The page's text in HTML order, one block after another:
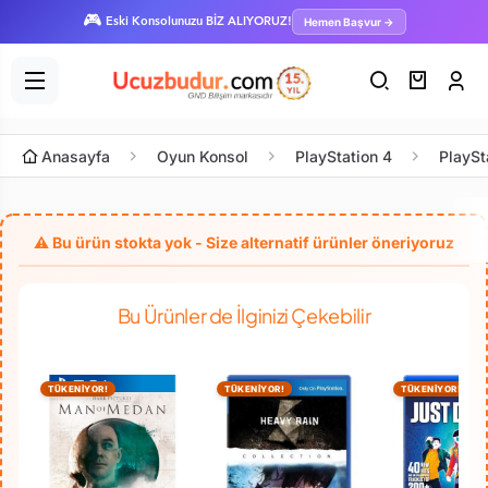
🎮 Eski Konsolunuzu BİZ ALIYORUZ! Hemen Başvur →
Anasayfa Oyun Konsol PlayStation 4
Bu Ürünler de İlginizi Çekebilir
TÜKENİYOR! TÜKENİYOR! TÜKENİYOR!